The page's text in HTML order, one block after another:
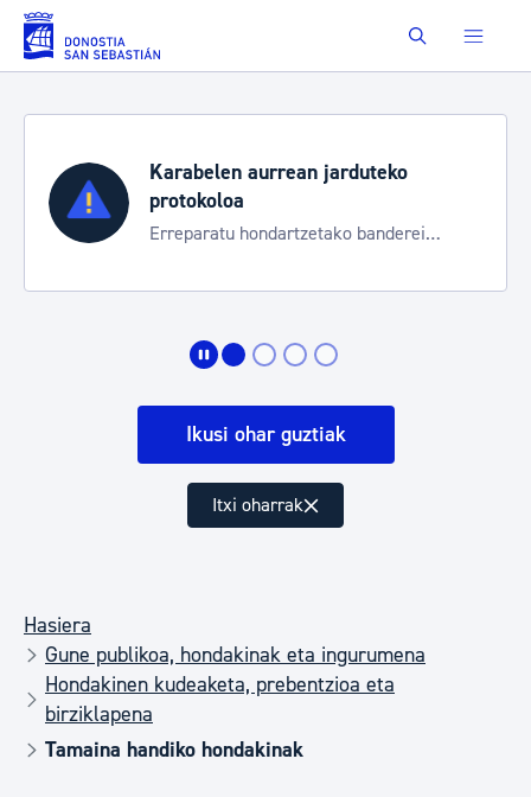
Eduki nagusira joan Buscar
Karabelen aurrean jarduteko
protokoloa
Erreparatu hondartzetako banderei
Ikusi ohar guztiak
Itxi oharrak
Hasiera
Gune publikoa, hondakinak eta ingurumena
Hondakinen kudeaketa, prebentzioa eta
birziklapena
Tamaina handiko hondakinak